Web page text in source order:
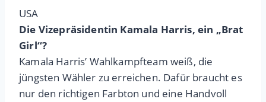
USA
Die Vizepräsidentin Kamala Harris, ein „Brat
Girl“?
Kamala Harris’ Wahlkampfteam weiß, die
jüngsten Wähler zu erreichen. Dafür braucht es
nur den richtigen Farbton und eine Handvoll